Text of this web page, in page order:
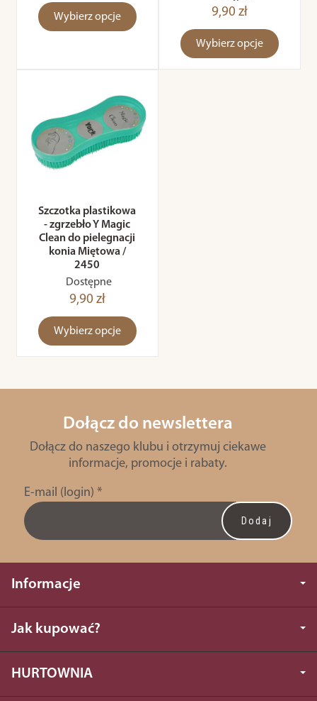
Wybierz opcje 9,90 zł
Wybierz opcje
Szczotka plastikowa
- zgrzebło Y Magic
Clean do pielegnacji
konia Miętowa /
2450
Dostępne
9,90 zł
Wybierz opcje
Dołącz do newslettera
Dołącz do naszego klubu i otrzymuj ciekawe
informacje, promocje i rabaty.
E-mail (login) *
Informacje
Jak kupować?
HURTOWNIA